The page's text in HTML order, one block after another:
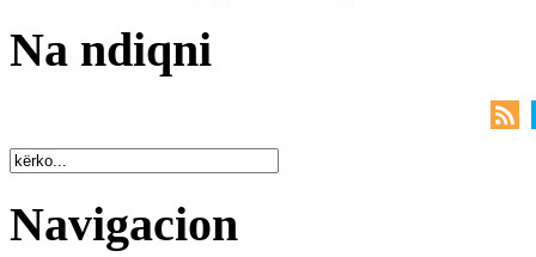
Na ndiqni
Navigacion